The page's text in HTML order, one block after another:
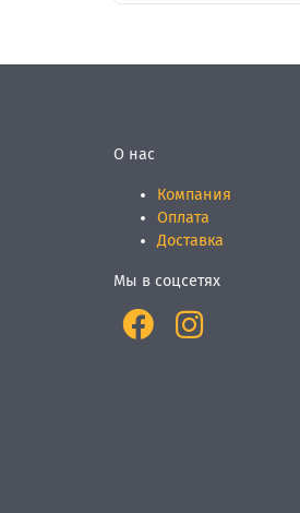
О нас
Компания
Оплата
Доставка
Мы в соцсетях